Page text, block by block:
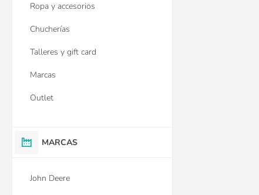
Ropa y accesorios
Chucherías
Talleres y gift card
Marcas
Outlet
MARCAS
John Deere